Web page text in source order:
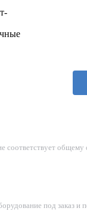
соответствует общему
под заказ и